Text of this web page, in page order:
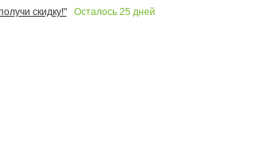
скидку!"
Осталось 25 дней